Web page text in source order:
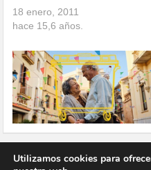
18 enero, 2011
hace 15,6 años.
Utilizamos cookies para